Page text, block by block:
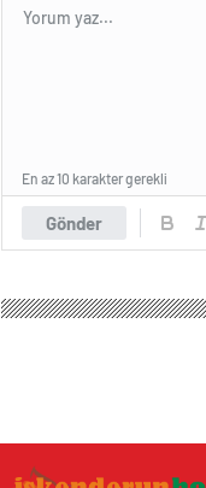
Gönder
En az 10 karakter gerekli